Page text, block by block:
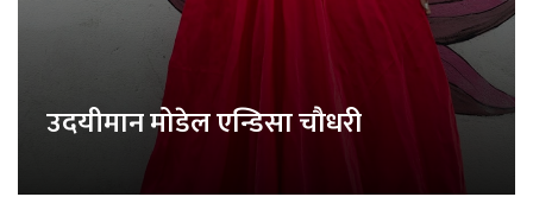
उदयीमान मोडेल एन्डिसा चौधरी